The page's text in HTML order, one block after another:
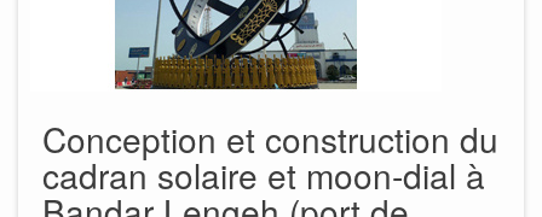
Conception et construction du
cadran solaire et moon-dial à